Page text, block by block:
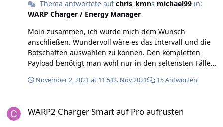
Thema antwortete aufchris_kmns michael99in:
WARP Charger / Energy Manager
Moin zusammen, ich würde mich dem Wunsch
anschließen. Wundervoll wäre es das Intervall und die
Botschaften auswählen zu können. Den kompletten
Payload benötigt man wohl nur in den seltensten Fällen.
November 2, 2021 at 11:542. Nov 2021 15 Antworten
WARP2 Charger Smart auf Pro aufrüsten